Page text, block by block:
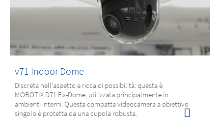
v71 Indoor Dome
Discreta nell'aspetto e ricca di possibilità: questa è
MOBOTIX D71 Fix-Dome, utilizzata principalmente in
ambienti interni. Questa compatta videocamera a obiettivo
singolo è protetta da una cupola robusta.